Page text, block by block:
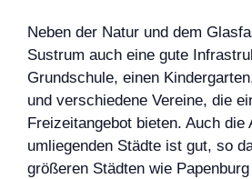
Neben der Natur und dem
Sustrum auch eine gute
Grundschule, einen
und verschiedene Vereine, die
Freizeitangebot bieten. Auch die
umliegenden Städte ist gut, so
größeren Städten wie